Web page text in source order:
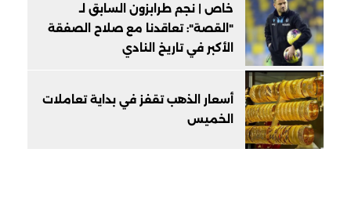
خاص | نجم طرابزون السابق لـ
"القصة": تعاقدنا مع صلاح الصفقة
الأكبر في تاريخ النادي
أسعار الذهب تقفز في بداية تعاملات
الخميس